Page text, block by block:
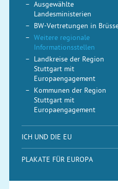
Ausgewählte
Landesministerien
BW-Vertretungen in
Weitere regionale
Informationsstellen
Landkreise der Region
Stuttgart mit
Europaengagement
Kommunen der Region
Stuttgart mit
Europaengagement
ICH UND DIE EU
PLAKATE FÜR EUROPA